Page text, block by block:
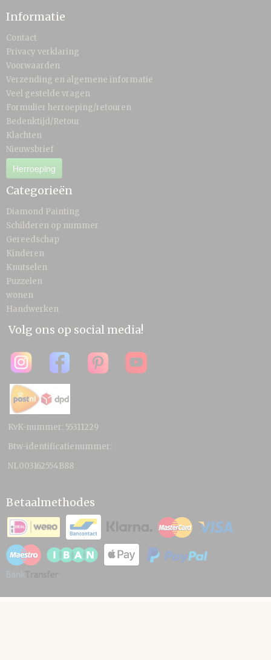
Informatie
Contact
Privacy verklaring
Voorwaarden
Verzending en algemene informatie
Veel gestelde vragen
Formulier herroeping/retouren
Bedenktijd/Retour
Klachten
Nieuwsbrief
Herroeping
Categorieën
Diamond Painting
Schilderen op nummer
Gereedschap
Kinderen
Knutselen
Puzzelen
wonen
Handwerken
Volg ons op social media!
KvK-nummer: 55311229
Btw-identificatienummer:
NL003162554B88
Betaalmethodes